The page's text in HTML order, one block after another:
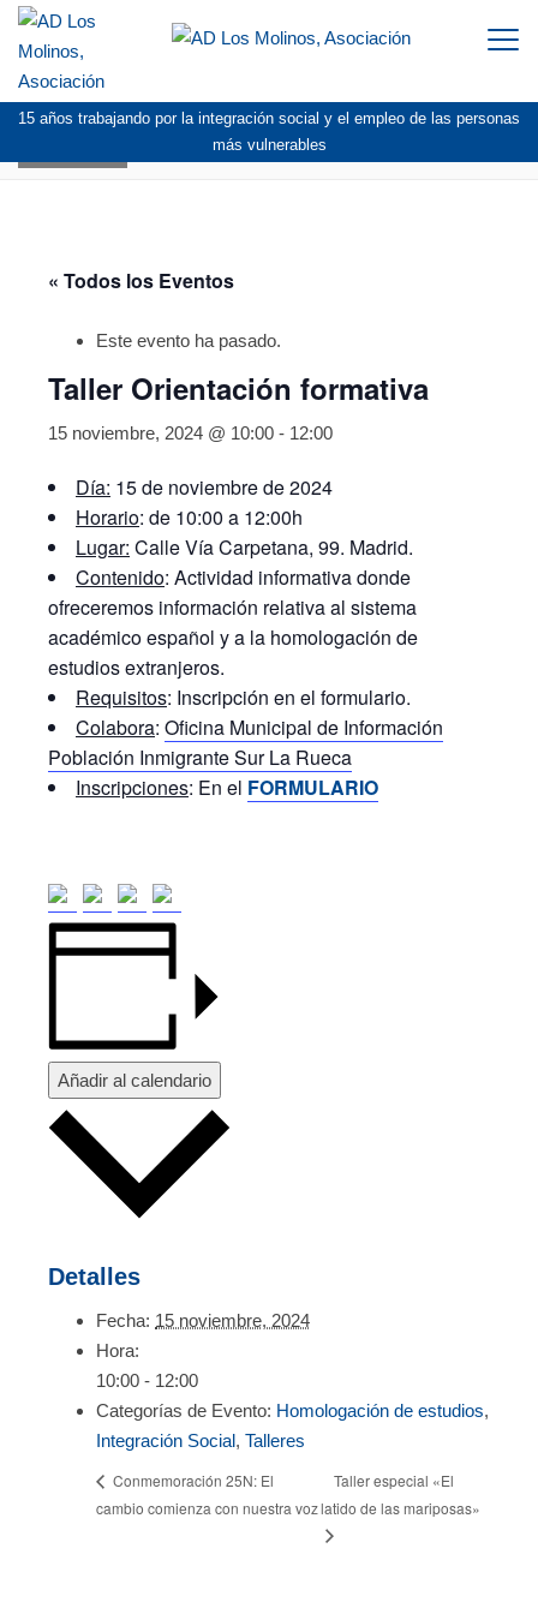
15 años trabajando por la integración social y el empleo de las personas
más vulnerables
« Todos los Eventos
Este evento ha pasado.
Taller Orientación formativa
15 noviembre, 2024 @ 10:00 - 12:00
Día: 15 de noviembre de 2024
Horario: de 10:00 a 12:00h
Lugar: Calle Vía Carpetana, 99. Madrid.
Contenido: Actividad informativa donde
ofreceremos información relativa al sistema
académico español y a la homologación de
estudios extranjeros.
Requisitos: Inscripción en el formulario.
Colabora: Oficina Municipal de Información
Población Inmigrante Sur La Rueca
Inscripciones: En el FORMULARIO
Añadir al calendario
Detalles
Fecha: 15 noviembre, 2024
Hora:
10:00 - 12:00
Categorías de Evento: Homologación de estudios,
Integración Social, Talleres
Conmemoración 25N: El
cambio comienza con nuestra voz
Taller especial «El
latido de las mariposas»